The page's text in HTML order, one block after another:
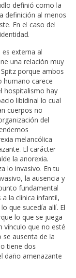
definió como la
definición al menos
En el caso del
externa al
una relación muy
porque ambos
humano carece
hospitalismo hay
libidinal lo cual
cuerpos no
del
melancólica
El carácter
la anorexia.
lo invasivo. En tu
la ausencia y
fundamental
la clínica infantil,
que sucedía allí. El
lo que se juega
vínculo que no esté
ausenta de la
tiene dos
daño amenazante